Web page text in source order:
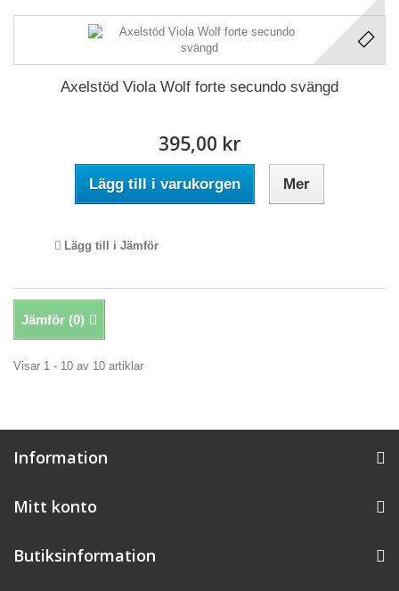
Axelstöd Viola Wolf forte secundo svängd
395,00 kr
Lägg till i varukorgen Mer
Lägg till i Jämför
Jämför (0)
Visar 1 - 10 av 10 artiklar
Information
Mitt konto
Butiksinformation